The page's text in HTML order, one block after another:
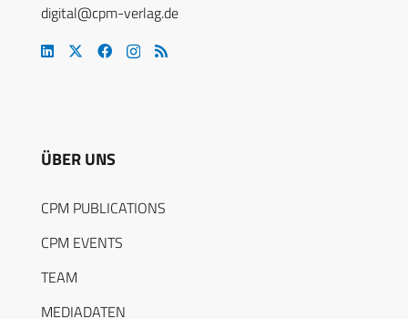
digital@cpm-verlag.de
ÜBER UNS
CPM PUBLICATIONS
CPM EVENTS
TEAM
MEDIADATEN